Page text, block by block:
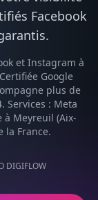
Facebook
et Instagram à
Google
plus de
Services : Meta
à Meyreuil (Aix-
la France.
DIGIFLOW